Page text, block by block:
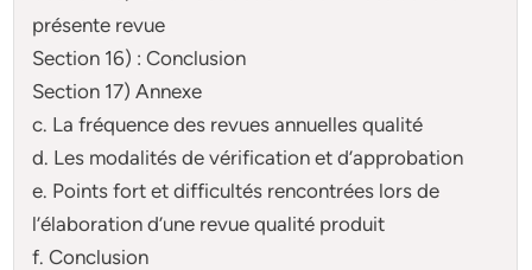
présente revue
Section 16) : Conclusion
Section 17) Annexe
c. La fréquence des revues annuelles qualité
d. Les modalités de vérification et d’approbation
e. Points fort et difficultés rencontrées lors de
l’élaboration d’une revue qualité produit
f. Conclusion